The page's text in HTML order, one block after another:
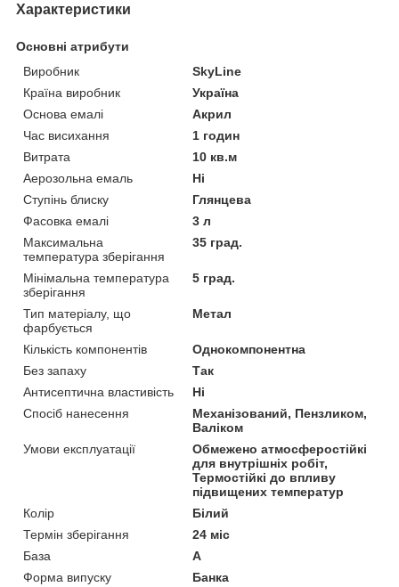
Характеристики
Основні атрибути
Виробник
SkyLine
Країна виробник
Україна
Основа емалі
Акрил
Час висихання
1 годин
Витрата
10 кв.м
Аерозольна емаль
Ні
Ступінь блиску
Глянцева
Фасовка емалі
3 л
Максимальна
температура зберігання
35 град.
Мінімальна температура
зберігання
5 град.
Тип матеріалу, що
фарбується
Метал
Кількість компонентів
Однокомпонентна
Без запаху
Так
Антисептична властивість
Ні
Спосіб нанесення
Механізований, Пензликом,
Валіком
Умови експлуатації
Обмежено атмосферостійкі
для внутрішніх робіт,
Термостійкі до впливу
підвищених температур
Колір
Білий
Термін зберігання
24 міс
База
А
Форма випуску
Банка